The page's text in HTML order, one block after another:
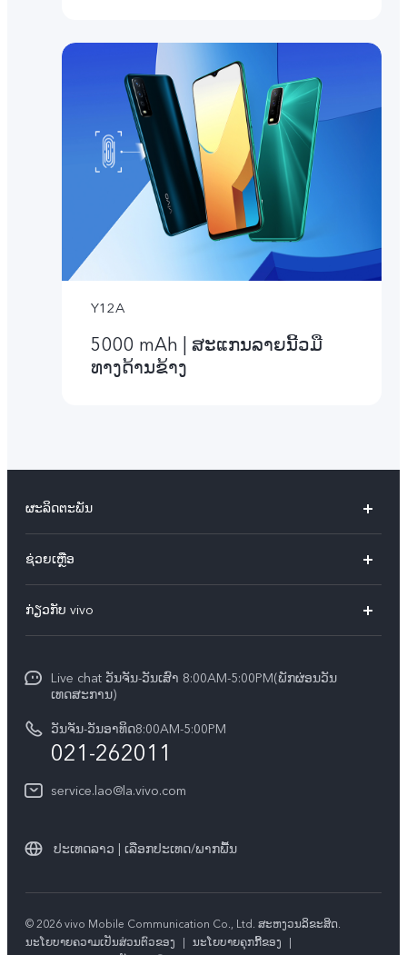
Y12A
5000 mAh | ສະແກນລາຍນີ້ວມື
ທາງດ້ານຂ້າງ
ຜະລິດຕະພັນ
ທຸກໂມເດວ
ຊ່ວຍເຫຼືອ
ສູນບໍລິການ
Funtouch OS
ການພິສູດຢືນຢັນ IMEI
ກວດສອບລາຄາອຸປະກອນເສີມ
ການອັບເດດລະບົບ
ກ່ຽວກັບ vivo
ແຈ້ງ​ການ​ທາງ​ກົດ​ໝາຍ
ສູນຄວາມເປັນສ່ວນຕົວ vivo
ຄວາມຍືນຍົງ
Live chat ວັນຈັນ-ວັນເສົາ 8:00AM-5:00PM(ພັກຜ່ອນວັນ
ເທດສະການ)
ວັນຈັນ-ວັນອາທິດ8:00AM-5:00PM
021-262011
service.lao@la.vivo.com
ປະເທດລາວ | ເລືອກປະເທດ/ພາກພື້ນ
© 2026 vivo Mobile Communication Co., Ltd. ສະຫງວນ​ລິ​ຂະ​ສິດ.
​ນະ​ໂຍ​ບາຍ​ຄວາມ​ເປັນ​ສ່ວນ​ຕົວ​ຂອງ
| ນະໂຍບາຍຄຸກກີ້ຂອງ
|